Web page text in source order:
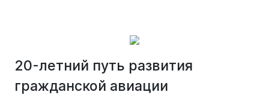
20-летний путь развития
гражданской авиации